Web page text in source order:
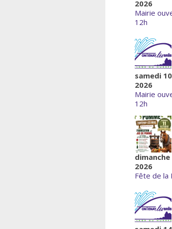
2026
Mairie
12h
samedi
2026
Mairie
12h
2026
Fête de la